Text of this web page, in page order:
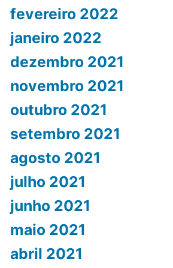
fevereiro 2022
janeiro 2022
dezembro 2021
novembro 2021
outubro 2021
setembro 2021
agosto 2021
julho 2021
junho 2021
maio 2021
abril 2021